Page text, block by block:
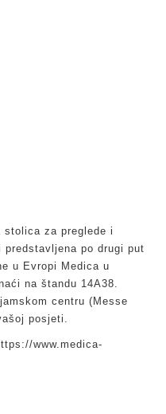
stolica za preglede i
po drugi put
u Evropi Medica u
na štandu 14A38.
centru (Messe
posjeti.
www.medica-